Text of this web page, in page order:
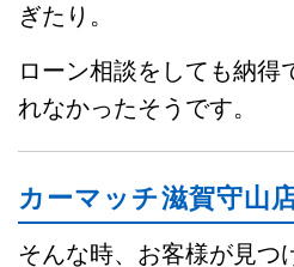
ぎたり。
ローン相談をしても納得
れなかったそうです。
カーマッチ滋賀守山
そんな時、お客様が見つ